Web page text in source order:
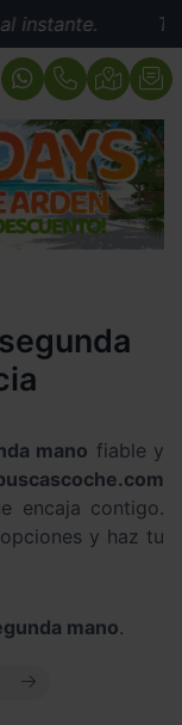
Tasación
mano fiable y
encaja contigo.
y haz tu
mano.
SIGUIENTE